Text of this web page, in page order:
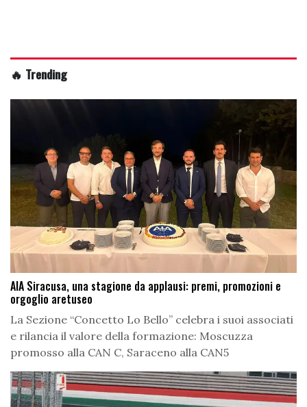
🔥 Trending
AIA Siracusa, una stagione da applausi: premi, promozioni e
orgoglio aretuseo
La Sezione “Concetto Lo Bello” celebra i suoi associati
e rilancia il valore della formazione: Moscuzza
promosso alla CAN C, Saraceno alla CAN5